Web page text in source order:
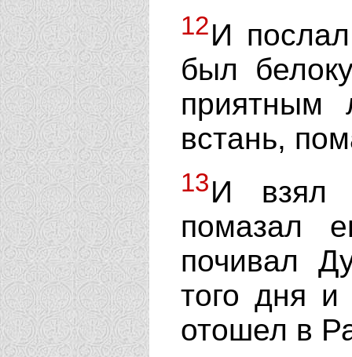
12И
был
приятным
встань,
13И взял
помазал
почивал
того дня
отошел в